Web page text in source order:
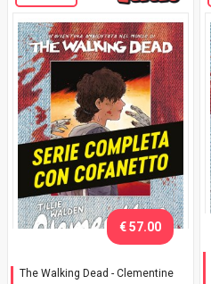
The Walking Dead - Clementine
€ 57.00